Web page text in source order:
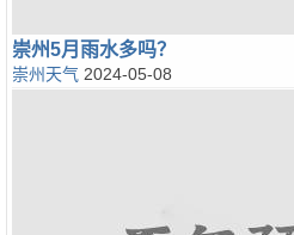
崇州5月雨水多吗？
崇州天气 2024-05-08